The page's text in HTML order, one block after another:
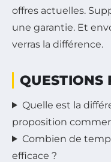
offres actuelles.
une garantie. Et
verras la différence.
QUESTIONS
Quelle est la
proposition
Combien de
efficace ?